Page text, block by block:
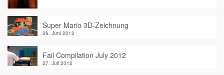
Super Mario 3D-Zeichnung
26. Juni 2012
Fail Compilation July 2012
27. Juli 2012